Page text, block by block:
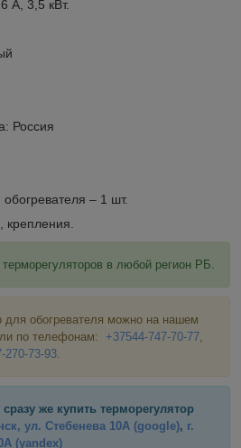
А, 3,5 кВт.
Россия
– 1 шт.
крепления.
в любой регион РБ.
для обогревателя можно на нашем
по телефонам: +37544-747-70-77
270-73-93
же купить терморегулятор
ул. Стебенева 10А (google), г.
(yandex)